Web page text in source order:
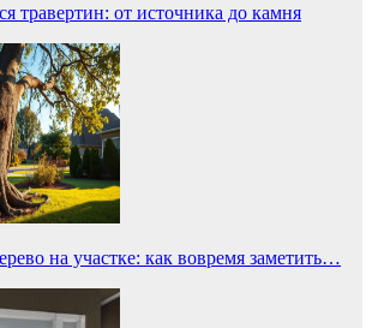
травертин: от источника до камня
на участке: как вовремя заметить…